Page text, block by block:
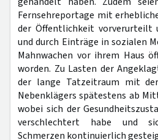
Fernsehreportage mit
der Öffentlichkeit vorverurteilt
und durch Einträge in sozialen
Mahnwachen vor ihrem Haus
worden. Zu Lasten der
der lange Tatzeitraum mit
Nebenklägers spätestens ab
wobei sich der
verschlechtert habe und
Schmerzen kontinuierlich